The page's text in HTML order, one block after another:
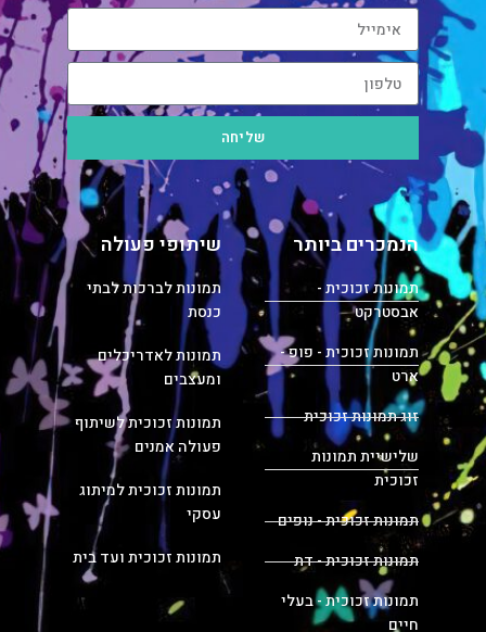
שליחה
הנמכרים ביותר
תמונות זכוכית -
אבסטרקט
תמונות זכוכית - פופ -
ארט
זוג תמונות זכוכית
שלישיית תמונות
זכוכית
תמונות זכוכית - נופים
תמונות זכוכית - דת
תמונות זכוכית - בעלי
חיים
שיתופי פעולה
תמונות לברכות לבתי
כנסת
תמונות לאדריכלים
ומעצבים
תמונות זכוכית לשיתוף
פעולה אמנים
תמונות זכוכית למיתוג
עסקי
תמונות זכוכית ועד בית